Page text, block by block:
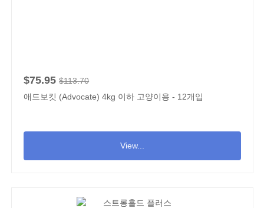
$75.95 $113.70
애드보킷 (Advocate) 4kg 이하 고양이용 - 12개입
View...